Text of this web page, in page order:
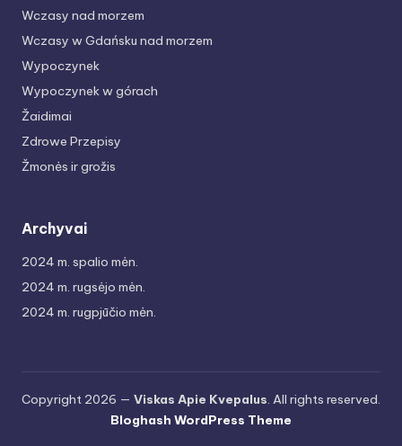
Wczasy nad morzem
Wczasy w Gdańsku nad morzem
Wypoczynek
Wypoczynek w górach
Žaidimai
Zdrowe Przepisy
Žmonės ir grožis
Archyvai
2024 m. spalio mėn.
2024 m. rugsėjo mėn.
2024 m. rugpjūčio mėn.
Copyright 2026 — Viskas Apie Kvepalus. All rights reserved.
Bloghash WordPress Theme